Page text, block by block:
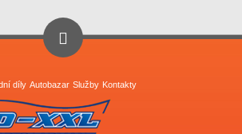
díly Autobazar Služby Kontakty